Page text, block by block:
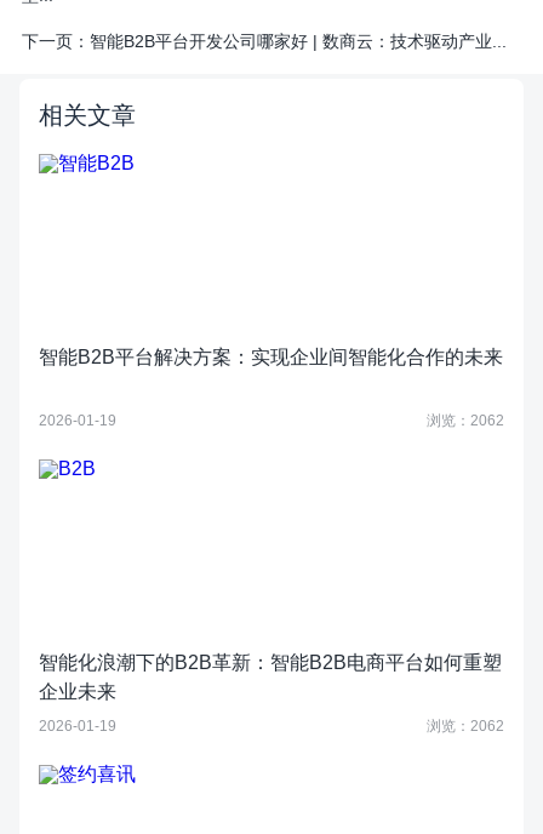
下一页： 智能B2B平台开发公司哪家好 | 数商云：技术驱动产业...
相关文章
智能B2B平台解决方案：实现企业间智能化合作的未来
2026-01-19 浏览：2062
智能化浪潮下的B2B革新：智能B2B电商平台如何重塑
企业未来
2026-01-19 浏览：2062